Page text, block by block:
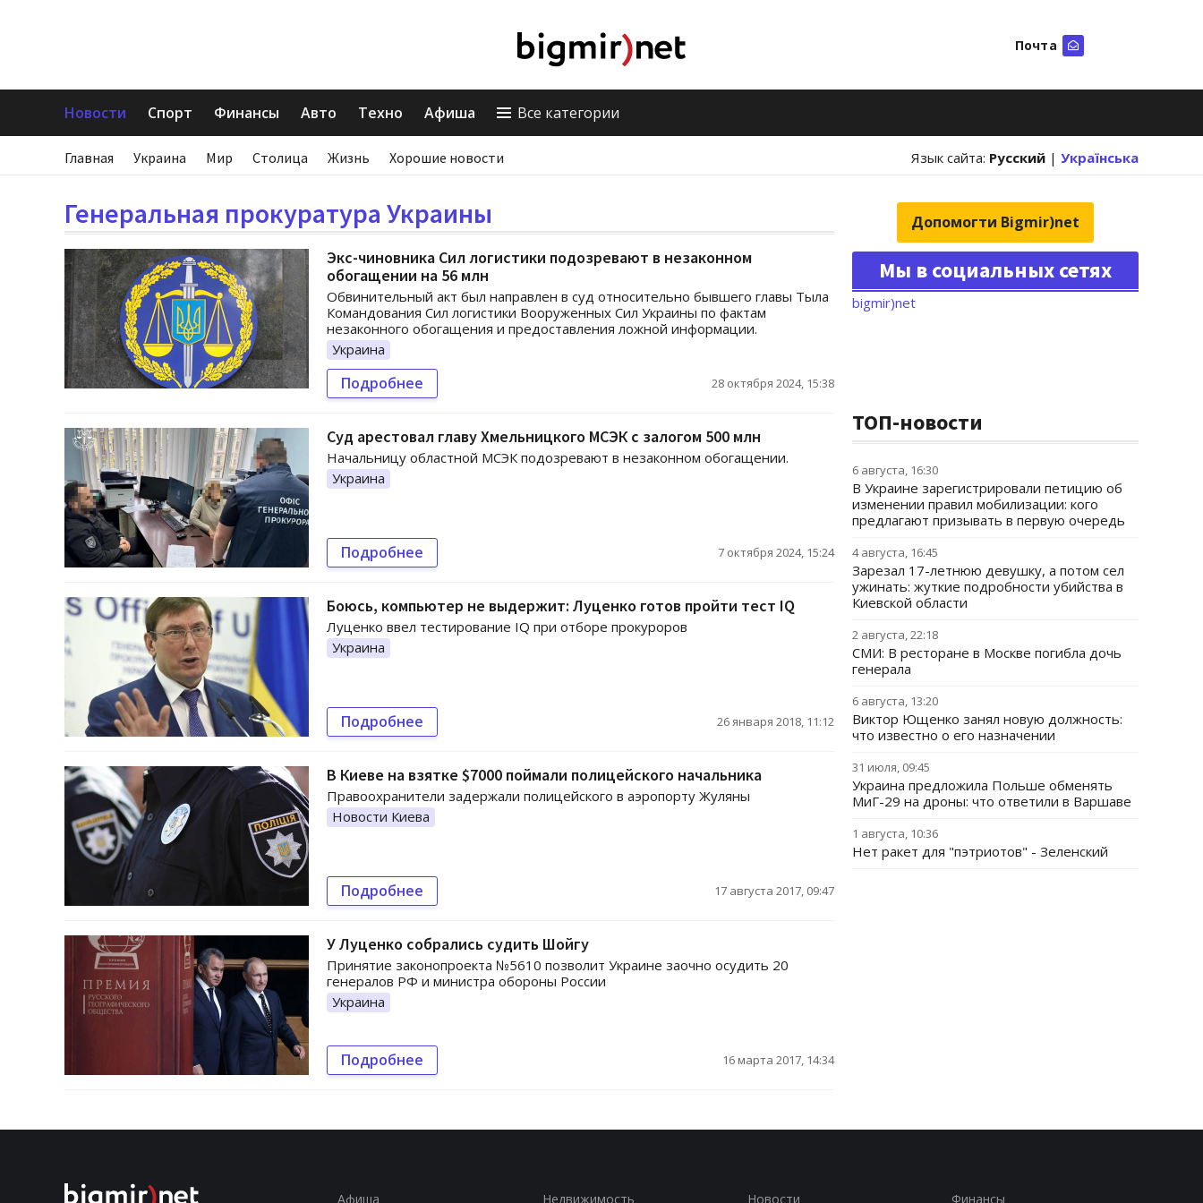
Почта
Новости Спорт Финансы Авто Техно Афиша Все категории
Главная Украина Мир Столица Жизнь Хорошие новости Язык сайта: Русский | Українська
Генеральная прокуратура Украины
Экс-чиновника Сил логистики подозревают в незаконном
обогащении на 56 млн
Обвинительный акт был направлен в суд относительно бывшего главы Тыла
Командования Сил логистики Вооруженных Сил Украины по фактам
незаконного обогащения и предоставления ложной информации.
Украина
Подробнее 28 октября 2024, 15:38
Суд арестовал главу Хмельницкого МСЭК с залогом 500 млн
Начальницу областной МСЭК подозревают в незаконном обогащении.
Украина
Подробнее 7 октября 2024, 15:24
Боюсь, компьютер не выдержит: Луценко готов пройти тест IQ
Луценко ввел тестирование IQ при отборе прокуроров
Украина
Подробнее 26 января 2018, 11:12
В Киеве на взятке $7000 поймали полицейского начальника
Правоохранители задержали полицейского в аэропорту Жуляны
Новости Киева
Подробнее 17 августа 2017, 09:47
У Луценко собрались судить Шойгу
Принятие законопроекта №5610 позволит Украине заочно осудить 20
генералов РФ и министра обороны России
Украина
Подробнее 16 марта 2017, 14:34
Допомогти Bigmir)net
Мы в социальных сетях
bigmir)net
ТОП-новости
6 августа, 16:30
В Украине зарегистрировали петицию об
изменении правил мобилизации: кого
предлагают призывать в первую очередь
4 августа, 16:45
Зарезал 17-летнюю девушку, а потом сел
ужинать: жуткие подробности убийства в
Киевской области
2 августа, 22:18
СМИ: В ресторане в Москве погибла дочь
генерала
6 августа, 13:20
Виктор Ющенко занял новую должность:
что известно о его назначении
31 июля, 09:45
Украина предложила Польше обменять
МиГ-29 на дроны: что ответили в Варшаве
1 августа, 10:36
Нет ракет для "пэтриотов" - Зеленский
Афиша Недвижимость Новости Финансы